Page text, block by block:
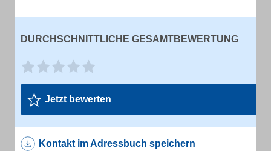
DURCHSCHNITTLICHE GESAMTBEWERTUNG
Jetzt bewerten
Kontakt im Adressbuch speichern